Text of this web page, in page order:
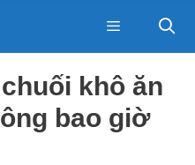
Menu
khô ăn
bao giờ